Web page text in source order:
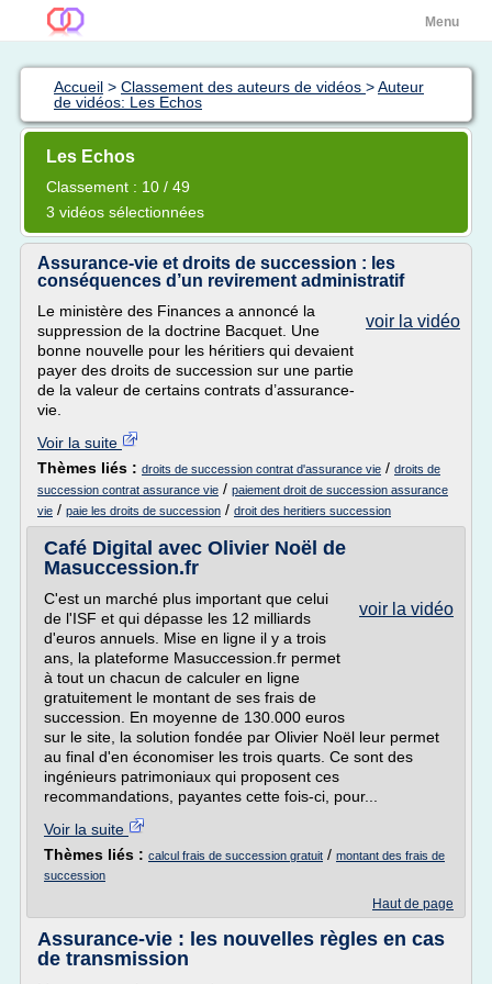
Menu
Accueil > Classement des auteurs de vidéos >Auteur
de vidéos: Les Echos
Les Echos
Classement : 10 / 49
3 vidéos sélectionnées
Assurance-vie et droits de succession : les
conséquences d’un revirement administratif
voir la vidéo
Le ministère des Finances a annoncé la
suppression de la doctrine Bacquet. Une
bonne nouvelle pour les héritiers qui devaient
payer des droits de succession sur une partie
de la valeur de certains contrats d’assurance-
vie.
Voir la suite
Thèmes liés : droits de succession contrat d'assurance vie / droits de
succession contrat assurance vie / paiement droit de succession assurance
vie / paie les droits de succession / droit des heritiers succession
Café Digital avec Olivier Noël de
Masuccession.fr
voir la vidéo
C'est un marché plus important que celui
de l'ISF et qui dépasse les 12 milliards
d'euros annuels. Mise en ligne il y a trois
ans, la plateforme Masuccession.fr permet
à tout un chacun de calculer en ligne
gratuitement le montant de ses frais de
succession. En moyenne de 130.000 euros
sur le site, la solution fondée par Olivier Noël leur permet
au final d'en économiser les trois quarts. Ce sont des
ingénieurs patrimoniaux qui proposent ces
recommandations, payantes cette fois-ci, pour...
Voir la suite
Thèmes liés : calcul frais de succession gratuit / montant des frais de
succession
Haut de page
Assurance-vie : les nouvelles règles en cas
de transmission